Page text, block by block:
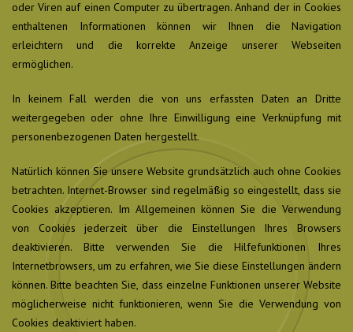
oder Viren auf einen Computer zu übertragen. Anhand der in Cookies
enthaltenen Informationen können wir Ihnen die Navigation
erleichtern und die korrekte Anzeige unserer Webseiten
ermöglichen.
In keinem Fall werden die von uns erfassten Daten an Dritte
weitergegeben oder ohne Ihre Einwilligung eine Verknüpfung mit
personenbezogenen Daten hergestellt.
Natürlich können Sie unsere Website grundsätzlich auch ohne Cookies
betrachten. Internet-Browser sind regelmäßig so eingestellt, dass sie
Cookies akzeptieren. Im Allgemeinen können Sie die Verwendung
von Cookies jederzeit über die Einstellungen Ihres Browsers
deaktivieren. Bitte verwenden Sie die Hilfefunktionen Ihres
Internetbrowsers, um zu erfahren, wie Sie diese Einstellungen ändern
können. Bitte beachten Sie, dass einzelne Funktionen unserer Website
möglicherweise nicht funktionieren, wenn Sie die Verwendung von
Cookies deaktiviert haben.